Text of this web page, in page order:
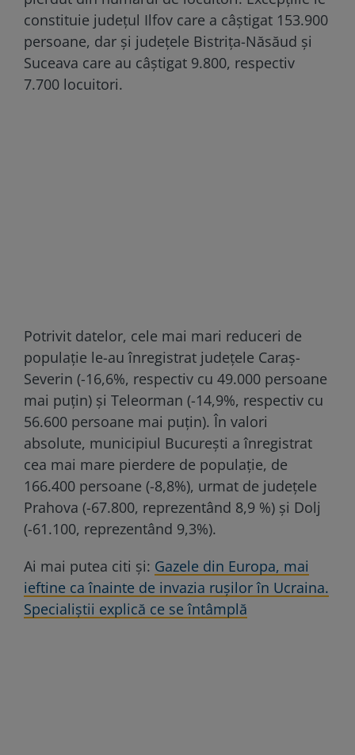
constituie judeţul Ilfov care a câştigat 153.900
persoane, dar şi judeţele Bistriţa-Năsăud şi
Suceava care au câştigat 9.800, respectiv
7.700 locuitori.
Potrivit datelor, cele mai mari reduceri de
populaţie le-au înregistrat judeţele Caraş-
Severin (-16,6%, respectiv cu 49.000 persoane
mai puţin) şi Teleorman (-14,9%, respectiv cu
56.600 persoane mai puţin). În valori
absolute, municipiul Bucureşti a înregistrat
cea mai mare pierdere de populaţie, de
166.400 persoane (-8,8%), urmat de judeţele
Prahova (-67.800, reprezentând 8,9 %) şi Dolj
(-61.100, reprezentând 9,3%).
Ai mai putea citi și: Gazele din Europa, mai
ieftine ca înainte de invazia rușilor în Ucraina.
Specialiștii explică ce se întâmplă